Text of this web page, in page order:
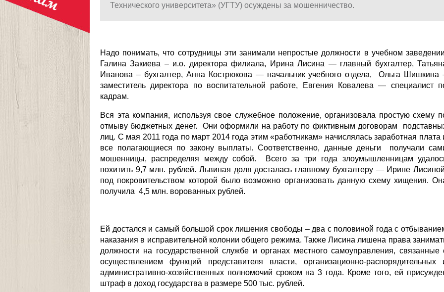
Технического университета» (УГТУ) осуждены за мошенничество.
Надо понимать, что сотрудницы эти занимали непростые должности в учебном
Галина Закиева – и.о. директора филиала, Ирина Лисина — главный бухгалтер,
Иванова – бухгалтер, Анна Кострюкова — начальник учебного отдела, Ольга Шишкина
заместитель директора по воспитательной работе, Евгения Ковалева — специалист
кадрам.
Вся эта компания, используя свое служебное положение, организовала простую схему
отмыву бюджетных денег. Они оформили на работу по фиктивным договорам
лиц. С мая 2011 года по март 2014 года этим «работникам» начислялась заработная плата
все полагающиеся по закону выплаты. Соответственно, данные деньги получали
мошенницы, распределяя между собой. Всего за три года злоумышленницам
похитить 9,7 млн. рублей. Львиная доля досталась главному бухгалтеру — Ирине
под покровительством которой было возможно организовать данную схему хищения.
получила 4,5 млн. ворованных рублей.
Ей достался и самый большой срок лишения свободы – два с половиной года с
наказания в исправительной колонии общего режима. Также Лисина лишена права
должности на государственной службе и органах местного самоуправления, связанные
осуществлением функций представителя власти, организационно-распорядительных
административно-хозяйственных полномочий сроком на 3 года. Кроме того, ей
штраф в доход государства в размере 500 тыс. рублей.